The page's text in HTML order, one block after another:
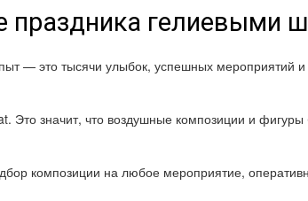
гелиевыми
— это тысячи улыбок, успешных мероприятий
значит, что воздушные композиции и фигуры
композиции на любое мероприятие,